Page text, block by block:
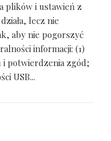
plików i ustawień z
lecz nie
aby nie pogorszyć
informacji: (1)
i potwierdzenia zgód;
USB...